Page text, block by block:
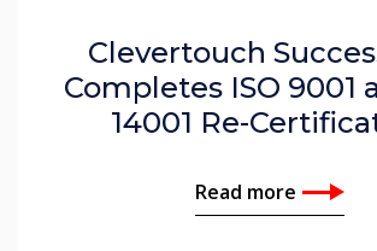
Clevertouch
Completes ISO 9001
14001 Re-
Read more